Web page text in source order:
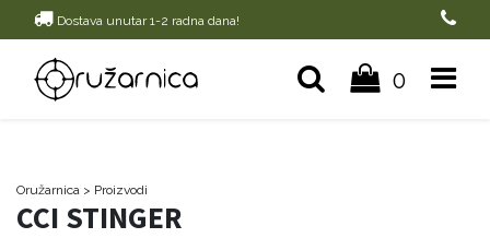
Dostava unutar 1-2 radna dana!
0
Oružarnica > Proizvodi
CCI STINGER